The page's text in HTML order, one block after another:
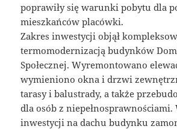
poprawiły się warunki pobytu dla
mieszkańców placówki.
Zakres inwestycji objął
termomodernizacją budynków
Społecznej. Wyremontowano
wymieniono okna i drzwi
tarasy i balustrady, a także
dla osób z niepełnosprawnościami.
inwestycji na dachu budynku